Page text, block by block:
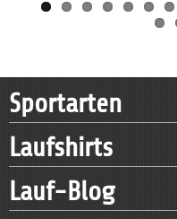
Sportarten
Laufshirts
Lauf-Blog